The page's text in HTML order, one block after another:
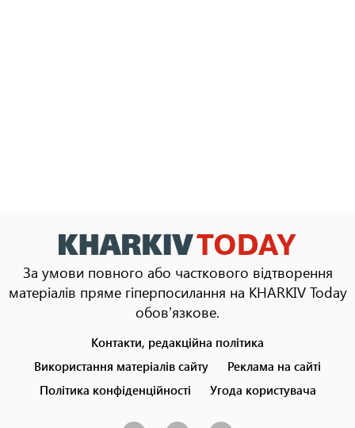
За умови повного або часткового відтворення
матеріалів пряме гіперпосилання на KHARKIV Today
обов'язкове.
menu
Контакти, редакційна політика
Використання матеріалів сайту
Реклама на сайті
Політика конфіденційності
Угода користувача